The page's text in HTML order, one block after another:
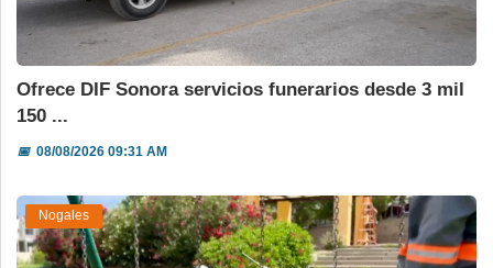
Ofrece DIF Sonora servicios funerarios desde 3 mil
150 ...
📅08/08/2026 09:31 AM
Nogales